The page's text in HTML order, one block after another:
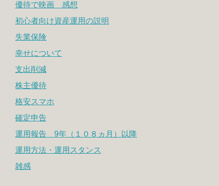
優待で映画 感想
初心者向け資産運用の説明
失業保険
幸せについて
支出削減
株主優待
格安スマホ
確定申告
運用報告 9年（１０８ヵ月）以降
運用方法・運用スタンス
雑感